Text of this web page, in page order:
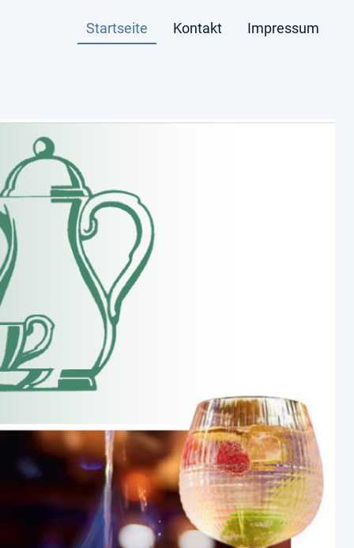
Startseite Kontakt Impressum